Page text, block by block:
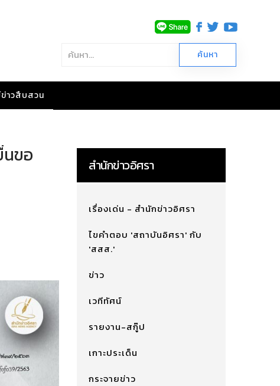
าวสืบสวน
นขอ สำนักข่าวอิศรา
เรื่องเด่น - สำนักข่าวอิศรา
ไขคำตอบ 'สถาบันอิศรา' กับ
'สสส.'
ข่าว
เวทีทัศน์
รายงาน-สกู๊ป
เกาะประเด็น
กระจายข่าว